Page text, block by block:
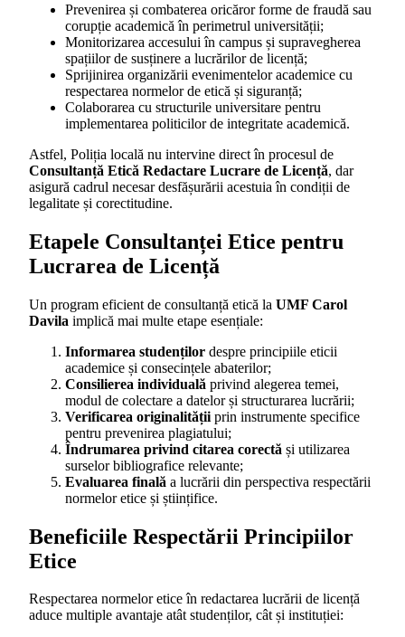
Prevenirea și combaterea oricăror forme de fraudă sau
corupție academică în perimetrul universității;
Monitorizarea accesului în campus și supravegherea
spațiilor de susținere a lucrărilor de licență;
Sprijinirea organizării evenimentelor academice cu
respectarea normelor de etică și siguranță;
Colaborarea cu structurile universitare pentru
implementarea politicilor de integritate academică.
Astfel, Poliția locală nu intervine direct în procesul de
Consultanță Etică Redactare Lucrare de Licență, dar
asigură cadrul necesar desfășurării acestuia în condiții de
legalitate și corectitudine.
Etapele Consultanței Etice pentru
Lucrarea de Licență
Un program eficient de consultanță etică la UMF Carol
Davila implică mai multe etape esențiale:
Informarea studenților despre principiile eticii
academice și consecințele abaterilor;
Consilierea individuală privind alegerea temei,
modul de colectare a datelor și structurarea lucrării;
Verificarea originalității prin instrumente specifice
pentru prevenirea plagiatului;
Îndrumarea privind citarea corectă și utilizarea
surselor bibliografice relevante;
Evaluarea finală a lucrării din perspectiva respectării
normelor etice și științifice.
Beneficiile Respectării Principiilor
Etice
Respectarea normelor etice în redactarea lucrării de licență
aduce multiple avantaje atât studenților, cât și instituției: